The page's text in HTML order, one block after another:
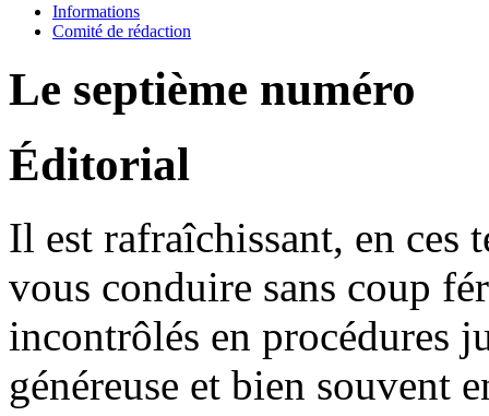
Informations
Comité de rédaction
Le septième numéro
Éditorial
Il est rafraîchissant, en ces
vous conduire sans coup
incontrôlés en procédures
généreuse et bien souvent